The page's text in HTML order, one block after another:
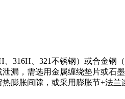
316H、321不锈钢）或合金钢
漏，需选用金属缠绕垫片或石墨
膨胀间隙，或采用膨胀节+法兰